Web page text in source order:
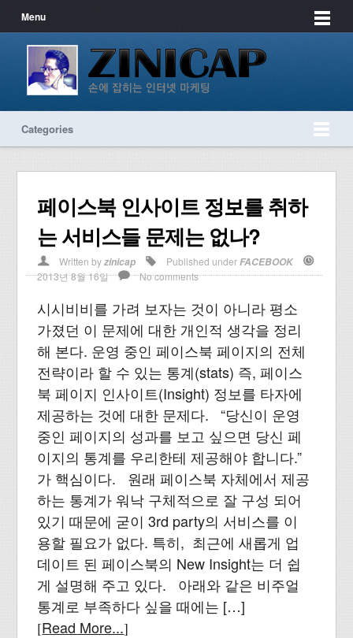
Menu
Categories
페이스북 인사이트 정보를 취하
는 서비스들 문제는 없나?
Written byzinicap Published underFACEBOOK
2013년 8월 16일
No comments
시시비비를 가려 보자는 것이 아니라 평소
가졌던 이 문제에 대한 개인적 생각을 정리
해 본다. 운영 중인 페이스북 페이지의 전체
전략이라 할 수 있는 통계(stats) 즉, 페이스
북 페이지 인사이트(Insight) 정보를 타자에
제공하는 것에 대한 문제다. “당신이 운영
중인 페이지의 성과를 보고 싶으면 당신 페
이지의 통계를 우리한테 제공해야 합니다.”
가 핵심이다. 원래 페이스북 자체에서 제공
하는 통계가 워낙 구체적으로 잘 구성 되어
있기 때문에 굳이 3rd party의 서비스를 이
용할 필요가 없다. 특히, 최근에 새롭게 업
데이트 된 페이스북의 New Insight는 더 쉽
게 설명해 주고 있다. 아래와 같은 비주얼
통계로 부족하다 싶을 때에는 […]
[Read More...]